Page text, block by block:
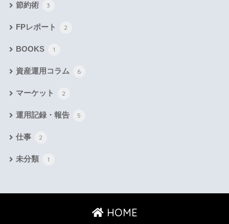
節約術 3
FPレポート 2
BOOKS 1
資産運用コラム 6
マーケット 2
運用記録・報告 5
仕事 2
未分類 1
HOME